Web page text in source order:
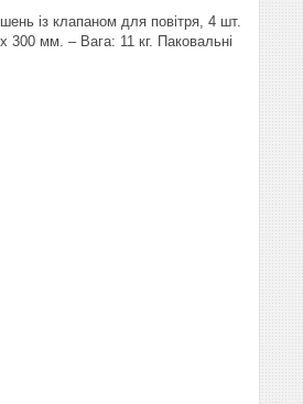
із клапаном для повітря, 4 шт.
300 мм. – Вага: 11 кг. Паковальні